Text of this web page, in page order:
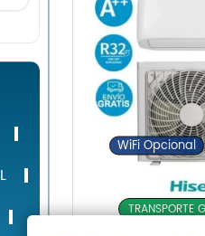
WiFi Opcional
TRANSPORTE